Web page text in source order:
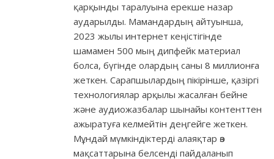
қарқынды таралуына ерекше назар
аударылды. Мамандардың айтуынша,
2023 жылы интернет кеңістігінде
шамамен 500 мың дипфейк материал
болса, бүгінде олардың саны 8 миллионға
жеткен. Сарапшылардың пікірінше, қазіргі
технологиялар арқылы жасалған бейне
және аудиожазбалар шынайы контенттен
ажыратуға келмейтін деңгейге жеткен.
Мұндай мүмкіндіктерді алаяқтар өз
мақсаттарына белсенді пайдаланып